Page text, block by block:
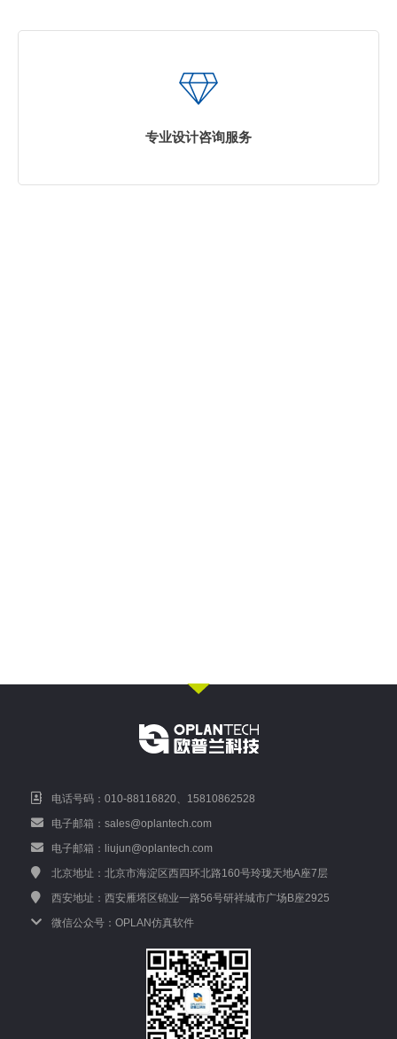
专业设计咨询服务
电话号码：010-88116820、15810862528
电子邮箱：sales@oplantech.com
电子邮箱：liujun@oplantech.com
北京地址：北京市海淀区西四环北路160号玲珑天地A座7层
西安地址：西安雁塔区锦业一路56号研祥城市广场B座2925
微信公众号：OPLAN仿真软件